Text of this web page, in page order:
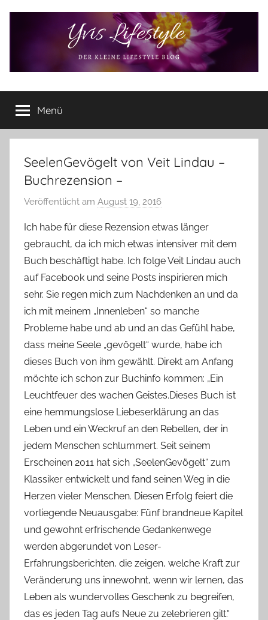
Yvis
Lifestyle
Lifestyle
Blog
–
Lifestyle,
Rezensionen,
Produkttests
und
mehr
Menü
SeelenGevögelt von Veit Lindau –
Buchrezension –
Veröffentlicht am August 19, 2016
n
Y
v
o
n
n
e
Ich habe für diese Rezension etwas länger
gebraucht, da ich mich etwas intensiver mit dem
Buch beschäftigt habe. Ich folge Veit Lindau auch
auf Facebook und seine Posts inspirieren mich
sehr. Sie regen mich zum Nachdenken an und da
ich mit meinem „Innenleben“ so manche
Probleme habe und ab und an das Gefühl habe,
dass meine Seele „gevögelt“ wurde, habe ich
dieses Buch von ihm gewählt. Direkt am Anfang
möchte ich schon zur Buchinfo kommen: „Ein
Leuchtfeuer des wachen Geistes.Dieses Buch ist
eine hemmungslose Liebeserklärung an das
Leben und ein Weckruf an den Rebellen, der in
jedem Menschen schlummert. Seit seinem
Erscheinen 2011 hat sich „SeelenGevögelt“ zum
Klassiker entwickelt und fand seinen Weg in die
Herzen vieler Menschen. Diesen Erfolg feiert die
vorliegende Neuausgabe: Fünf brandneue Kapitel
und gewohnt erfrischende Gedankenwege
werden abgerundet von Leser-
Erfahrungsberichten, die zeigen, welche Kraft zur
Veränderung uns innewohnt, wenn wir lernen, das
Leben als wundervolles Geschenk zu begreifen,
das es jeden Tag aufs Neue zu zelebrieren gilt.“